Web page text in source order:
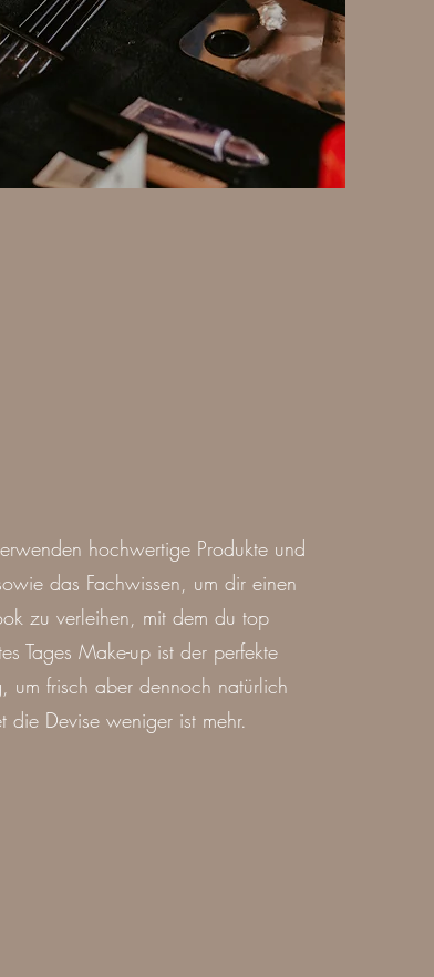
hochwertige Produkte und
das Fachwissen, um dir einen
zu verleihen, mit dem du top
Tages Make-up ist der perfekte
um frisch aber dennoch natürlich
die Devise weniger ist mehr.